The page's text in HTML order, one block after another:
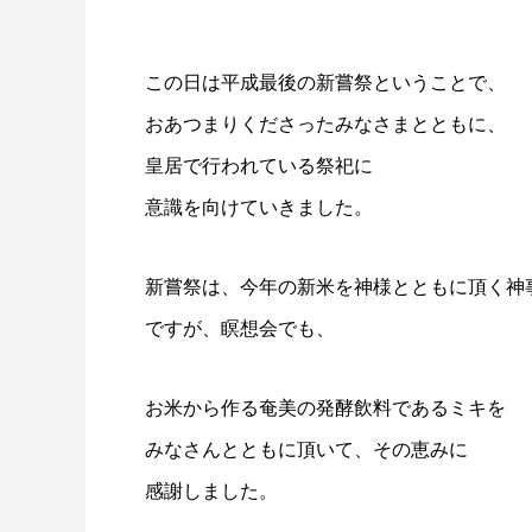
この日は平成最後の新嘗祭ということで、
おあつまりくださったみなさまとともに、
皇居で行われている祭祀に
意識を向けていきました。
新嘗祭は、今年の新米を神様とともに頂く神
ですが、瞑想会でも、
お米から作る奄美の発酵飲料であるミキを
みなさんとともに頂いて、その恵みに
感謝しました。